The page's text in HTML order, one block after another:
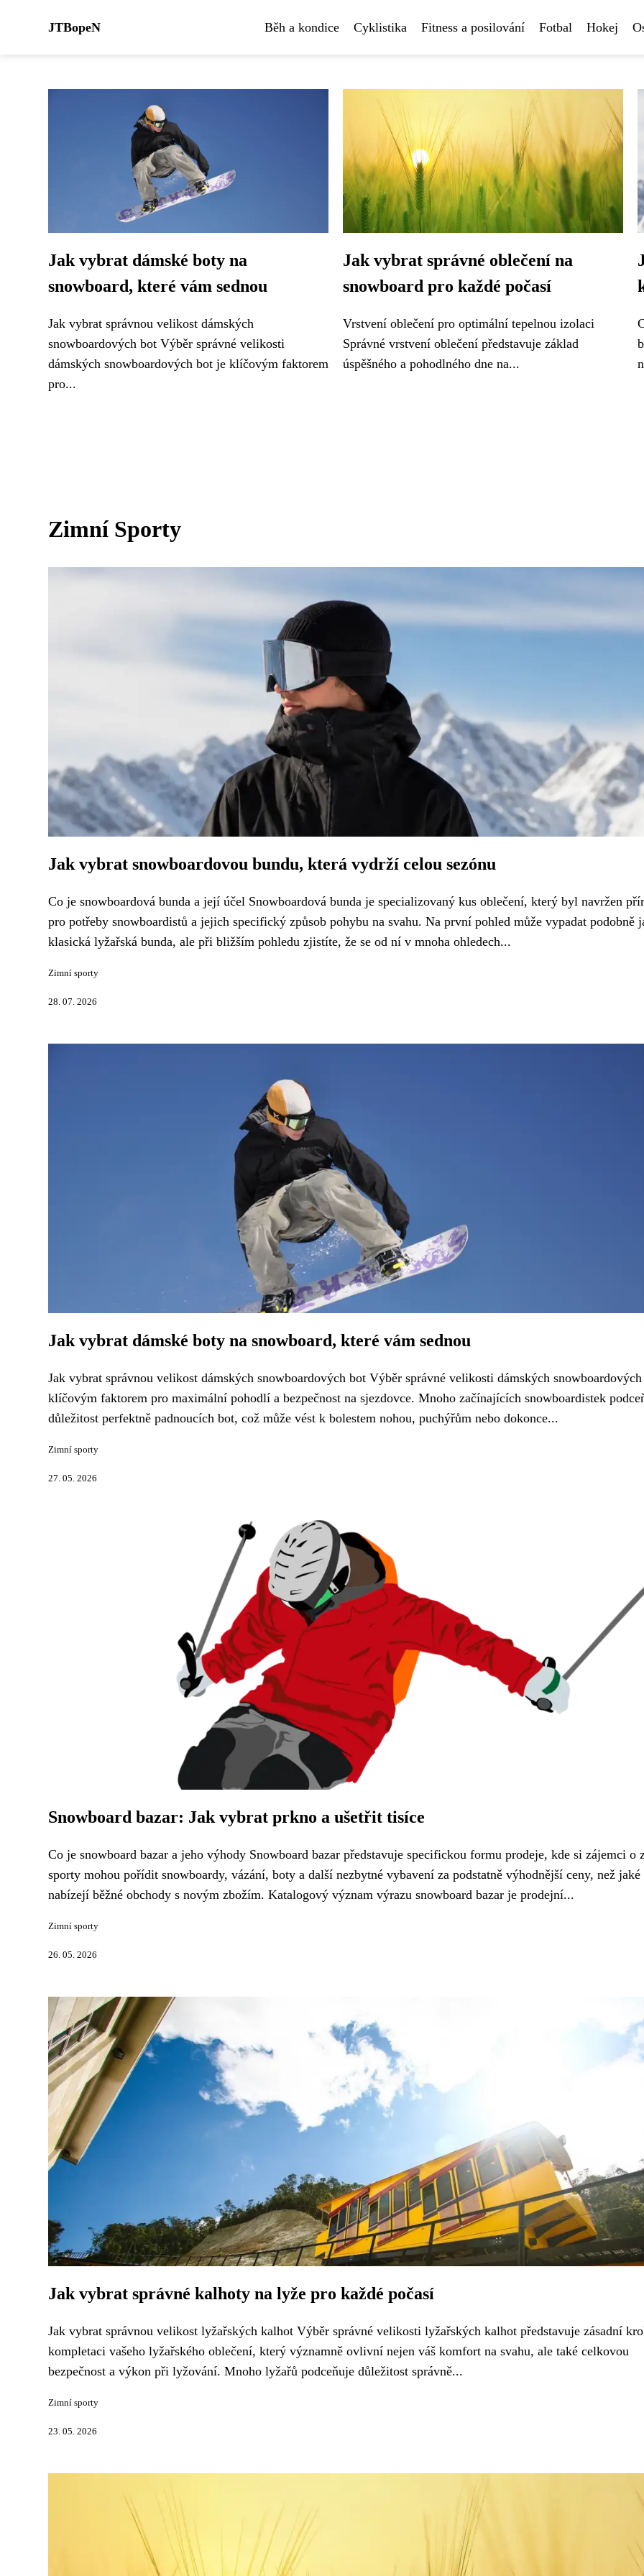
JTBopeN Běh a kondice Cyklistika Fitness a posilování Fotbal Hokej
Jak vybrat dámské boty na
snowboard, které vám sednou
Jak vybrat správnou velikost dámských
snowboardových bot Výběr správné velikosti
dámských snowboardových bot je klíčovým faktorem
pro...
Jak vybrat správné oblečení na
snowboard pro každé počasí
Vrstvení oblečení pro optimální tepelnou izolaci
Správné vrstvení oblečení představuje základ
úspěšného a pohodlného dne na...
Zimní Sporty
Jak vybrat snowboardovou bundu, která vydrží celou sezónu
Co je snowboardová bunda a její účel Snowboardová bunda je specializovaný kus oblečení, který byl navržen
pro potřeby snowboardistů a jejich specifický způsob pohybu na svahu. Na první pohled může vypadat podobně
klasická lyžařská bunda, ale při bližším pohledu zjistíte, že se od ní v mnoha ohledech...
Zimní sporty
28. 07. 2026
Jak vybrat dámské boty na snowboard, které vám sednou
Jak vybrat správnou velikost dámských snowboardových bot Výběr správné velikosti dámských
klíčovým faktorem pro maximální pohodlí a bezpečnost na sjezdovce. Mnoho začínajících snowboardistek
důležitost perfektně padnoucích bot, což může vést k bolestem nohou, puchýřům nebo dokonce...
Zimní sporty
27. 05. 2026
Snowboard bazar: Jak vybrat prkno a ušetřit tisíce
Co je snowboard bazar a jeho výhody Snowboard bazar představuje specifickou formu prodeje, kde si zájemci o
sporty mohou pořídit snowboardy, vázání, boty a další nezbytné vybavení za podstatně výhodnější ceny, než jaké
nabízejí běžné obchody s novým zbožím. Katalogový význam výrazu snowboard bazar je prodejní...
Zimní sporty
26. 05. 2026
Jak vybrat správné kalhoty na lyže pro každé počasí
Jak vybrat správnou velikost lyžařských kalhot Výběr správné velikosti lyžařských kalhot představuje zásadní
kompletaci vašeho lyžařského oblečení, který významně ovlivní nejen váš komfort na svahu, ale také celkovou
bezpečnost a výkon při lyžování. Mnoho lyžařů podceňuje důležitost správně...
Zimní sporty
23. 05. 2026